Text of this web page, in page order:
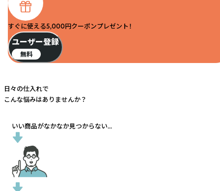
すぐに使える5,000円クーポンプレゼント！
ユーザー登録
無料
日々の仕入れで
こんな悩みはありませんか？
いい商品がなかなか見つからない...